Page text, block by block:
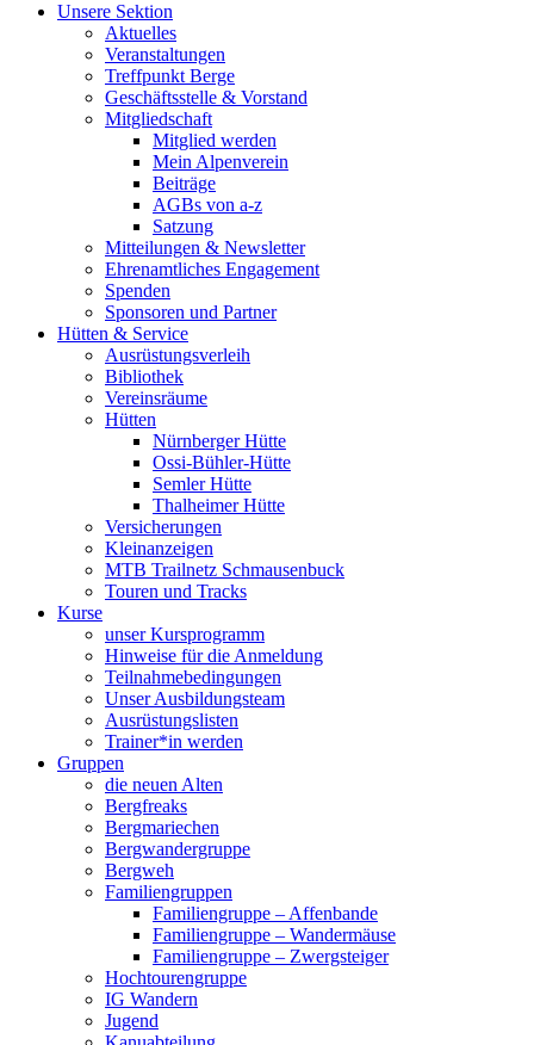
Unsere Sektion
Aktuelles
Veranstaltungen
Treffpunkt Berge
Geschäftsstelle & Vorstand
Mitgliedschaft
Mitglied werden
Mein Alpenverein
Beiträge
AGBs von a-z
Satzung
Mitteilungen & Newsletter
Ehrenamtliches Engagement
Spenden
Sponsoren und Partner
Hütten & Service
Ausrüstungsverleih
Bibliothek
Vereinsräume
Hütten
Nürnberger Hütte
Ossi-Bühler-Hütte
Semler Hütte
Thalheimer Hütte
Versicherungen
Kleinanzeigen
MTB Trailnetz Schmausenbuck
Touren und Tracks
Kurse
unser Kursprogramm
Hinweise für die Anmeldung
Teilnahmebedingungen
Unser Ausbildungsteam
Ausrüstungslisten
Trainer*in werden
Gruppen
die neuen Alten
Bergfreaks
Bergmariechen
Bergwandergruppe
Bergweh
Familiengruppen
Familiengruppe – Affenbande
Familiengruppe – Wandermäuse
Familiengruppe – Zwergsteiger
Hochtourengruppe
IG Wandern
Jugend